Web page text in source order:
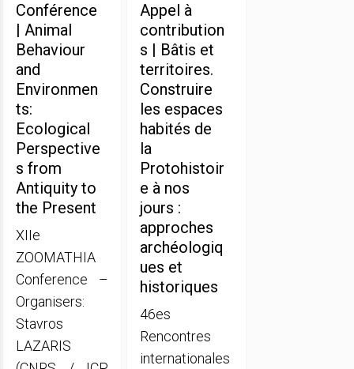
Conférence
| Animal
Behaviour
and
Environmen
ts:
Ecological
Perspective
s from
Antiquity to
the Present
XIIe
ZOOMATHIA
Conference –
Organisers:
Stavros
LAZARIS
Appel à
contribution
s | Bâtis et
territoires.
Construire
les espaces
habités de
la
Protohistoir
e à nos
jours :
approches
archéologiq
ues et
historiques
46es
Rencontres
internationales